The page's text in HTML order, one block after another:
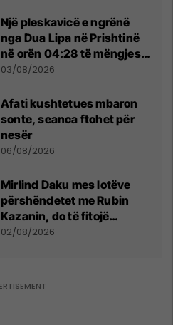
Një pleskavicë e ngrënë
nga Dua Lipa në Prishtinë
në orën 04:28 të mëngjesit
- dhe bota digjitale serbe
03/08/2026
Afati kushtetues mbaron
sonte, seanca ftohet për
nesër
06/08/2026
Mirlind Daku mes lotëve
përshëndetet me Rubin
Kazanin, do të fitojë
miliona te Spartak Moska
02/08/2026